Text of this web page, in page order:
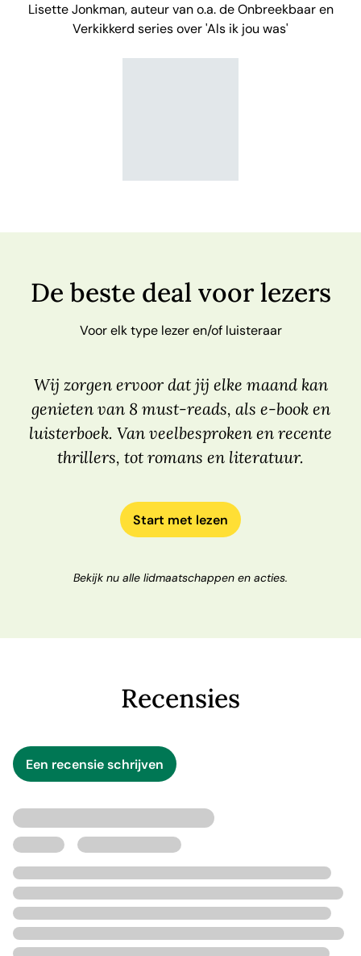
Lisette Jonkman, auteur van o.a. de Onbreekbaar en
Verkikkerd series over 'Als ik jou was'
De beste deal voor lezers
Voor elk type lezer en/of luisteraar
Wij zorgen ervoor dat jij elke maand kan
genieten van 8 must-reads, als e-book en
luisterboek. Van veelbesproken en recente
thrillers, tot romans en literatuur.
Start met lezen
Bekijk nu alle lidmaatschappen en acties.
Recensies
Een recensie schrijven